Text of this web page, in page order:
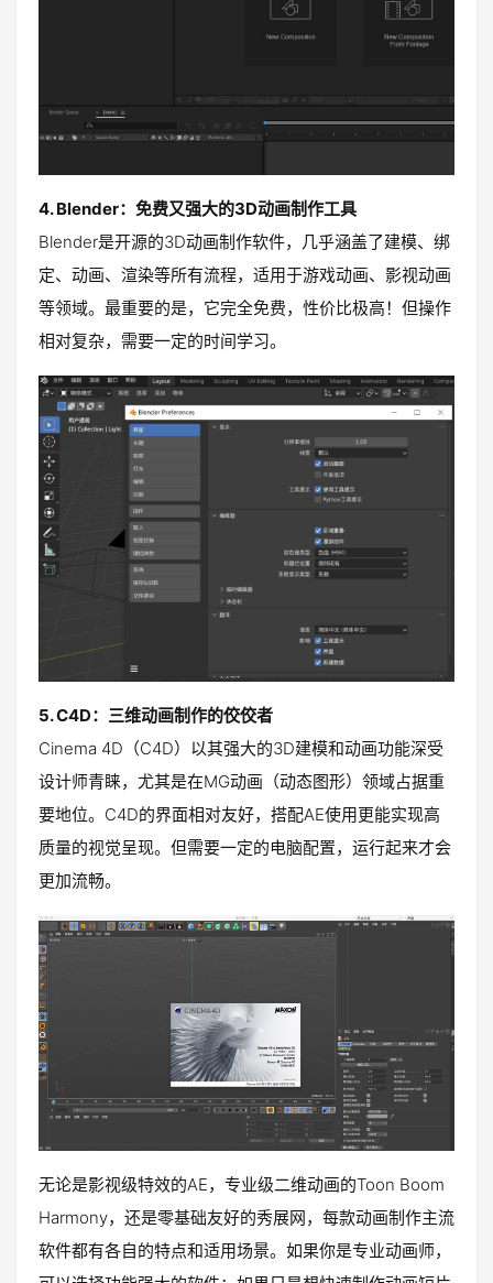
4. Blender：免费又强大的3D动画制作工具
Blender是开源的3D动画制作软件，几乎涵盖了建模、绑
定、动画、渲染等所有流程，适用于游戏动画、影视动画
等领域。最重要的是，它完全免费，性价比极高！但操作
相对复杂，需要一定的时间学习。
5. C4D：三维动画制作的佼佼者
Cinema 4D（C4D）以其强大的3D建模和动画功能深受
设计师青睐，尤其是在MG动画（动态图形）领域占据重
要地位。C4D的界面相对友好，搭配AE使用更能实现高
质量的视觉呈现。但需要一定的电脑配置，运行起来才会
更加流畅。
无论是影视级特效的AE，专业级二维动画的Toon Boom
Harmony，还是零基础友好的秀展网，每款动画制作主流
软件都有各自的特点和适用场景。如果你是专业动画师，